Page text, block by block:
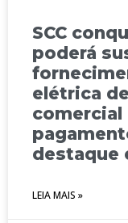
SCC
poderá
elétrica
comercial
destaque
LEIA MAIS »